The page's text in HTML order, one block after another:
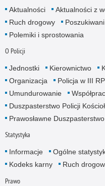
Aktualności Aktualności z
Ruch drogowy
Poszukiwani
Polemiki i sprostowania
O Policji
Jednostki Kierownictwo
Organizacja
Policja w III RP
Umundurowanie
Duszpasterstwo Policji
Prawosławne
Statystyka
Informacje Ogólne
Kodeks karny
Ruch
Prawo